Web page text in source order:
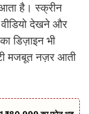
है। स्क्रीन
देखने और
डिज़ाइन भी
मजबूत नज़र आती